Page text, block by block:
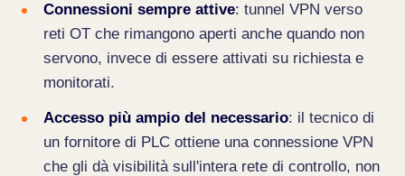
Connessioni sempre attive: tunnel VPN verso
reti OT che rimangono aperti anche quando non
servono, invece di essere attivati su richiesta e
monitorati.
Accesso più ampio del necessario: il tecnico di
un fornitore di PLC ottiene una connessione VPN
che gli dà visibilità sull'intera rete di controllo, non